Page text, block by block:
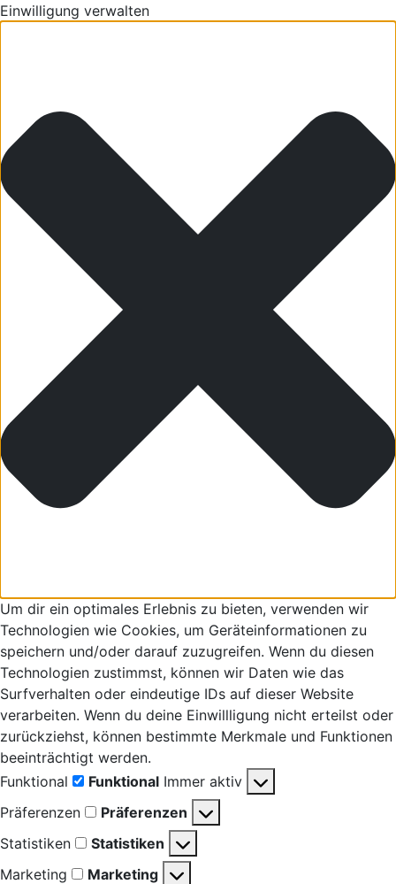
Einwilligung verwalten
Um dir ein optimales Erlebnis zu bieten, verwenden wir
Technologien wie Cookies, um Geräteinformationen zu
speichern und/oder darauf zuzugreifen. Wenn du diesen
Technologien zustimmst, können wir Daten wie das
Surfverhalten oder eindeutige IDs auf dieser Website
verarbeiten. Wenn du deine Einwillligung nicht erteilst oder
zurückziehst, können bestimmte Merkmale und Funktionen
beeinträchtigt werden.
Funktional
Funktional Immer aktiv
Präferenzen
Präferenzen
Statistiken
Statistiken
Marketing
Marketing